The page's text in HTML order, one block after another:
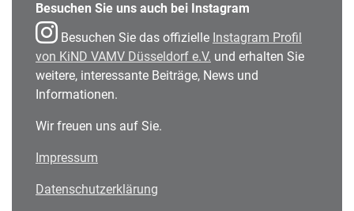
Besuchen Sie uns auch bei Instagram
Besuchen Sie das offizielle Instagram Profil
von KiND VAMV Düsseldorf e.V. und erhalten Sie
weitere, interessante Beiträge, News und
Informationen.
Wir freuen uns auf Sie.
Impressum
Datenschutzerklärung